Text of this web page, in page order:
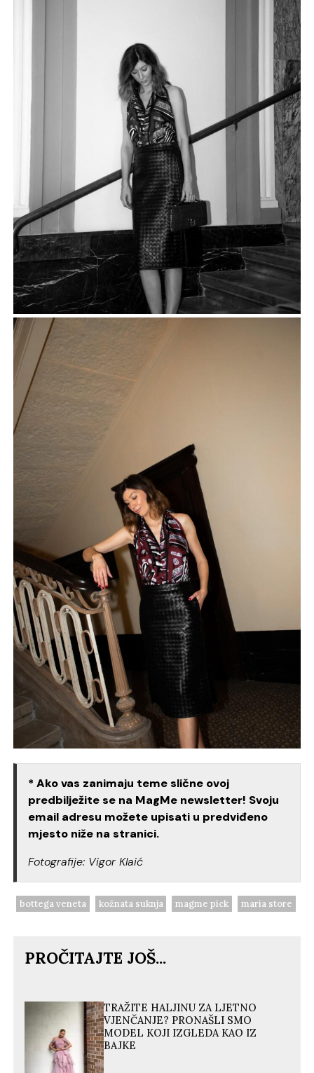
* Ako vas zanimaju teme slične ovoj
predbilježite se na MagMe newsletter! Svoju
email adresu možete upisati u predviđeno
mjesto niže na stranici.
Fotografije: Vigor Klaić
bottega veneta kožnata suknja magme pick maria store
PROČITAJTE JOŠ...
TRAŽITE HALJINU ZA LJETNO
VJENČANJE? PRONAŠLI SMO
MODEL KOJI IZGLEDA KAO IZ
BAJKE